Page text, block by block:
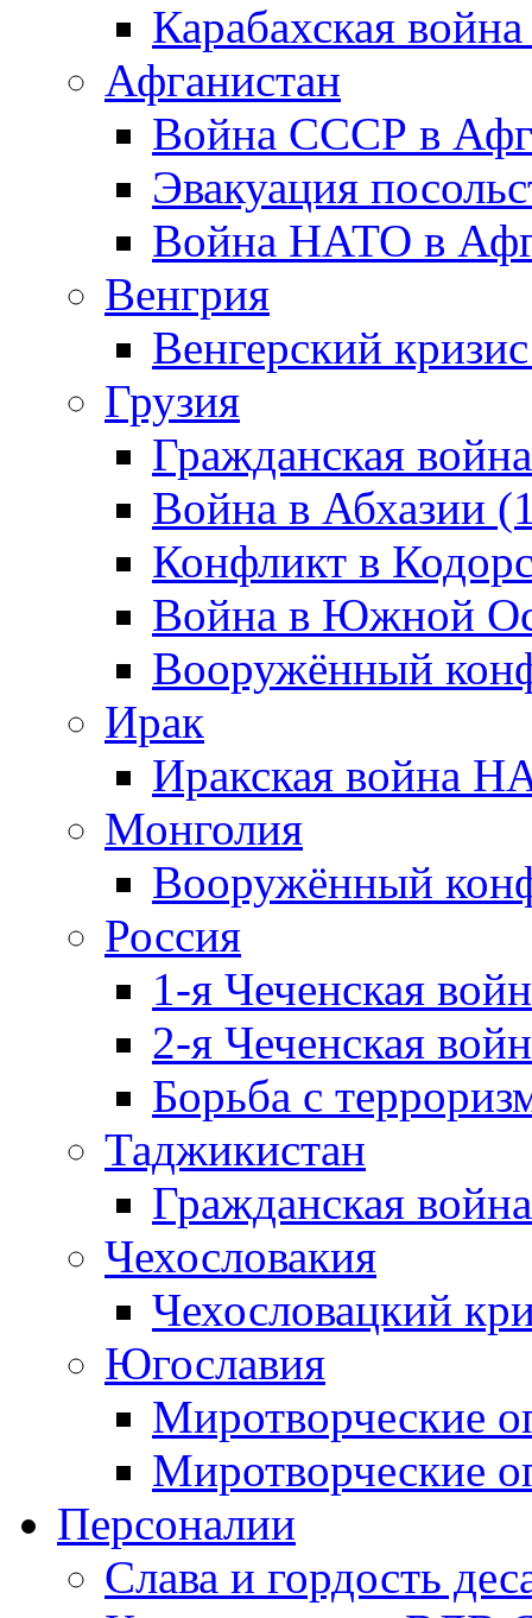
Карабахская
Афганистан
Война СССР в
Эвакуация
Война НАТО в
Венгрия
Венгерский
Грузия
Гражданская
Война в Абхазии
Конфликт в
Война в Южной
Вооружённый
Ирак
Иракская война
Монголия
Вооружённый
Россия
1-я Чеченская
2-я Чеченская
Борьба с
Таджикистан
Гражданская
Чехословакия
Чехословацкий
Югославия
Миротворческие
Миротворческие
Персоналии
Слава и гордость